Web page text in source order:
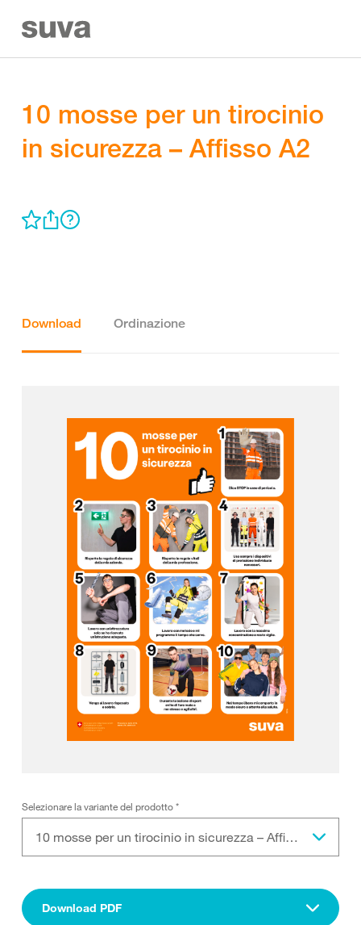
10 mosse per un tirocinio
in sicurezza – Affisso A2
Download Ordinazione
Selezionare la variante del prodotto*
10 mosse per un tirocinio in sicurezza – Affisso A2
Download PDF